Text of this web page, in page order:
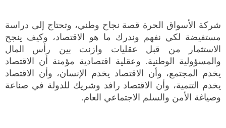
شركة الأسواق الحرة قصة نجاح وطني، وتحتاج إلى دراسة
مستفيضة لكي نفهم وندرك ما هو الاقتصاد، وكيف ينجح
الاستثمار من قبل عقليات وازنت بين رأس المال
والمسؤولية الوطنية. وعقلية اقتصادية مؤمنة أن الاقتصاد
يخدم المجتمع، وأن الاقتصاد يخدم الإنسان، وأن الاقتصاد
يخدم التنمية، وأن الاقتصاد رافد وشريك للدولة في صناعة
وصياغة الأمن والسلم الاجتماعي العام.